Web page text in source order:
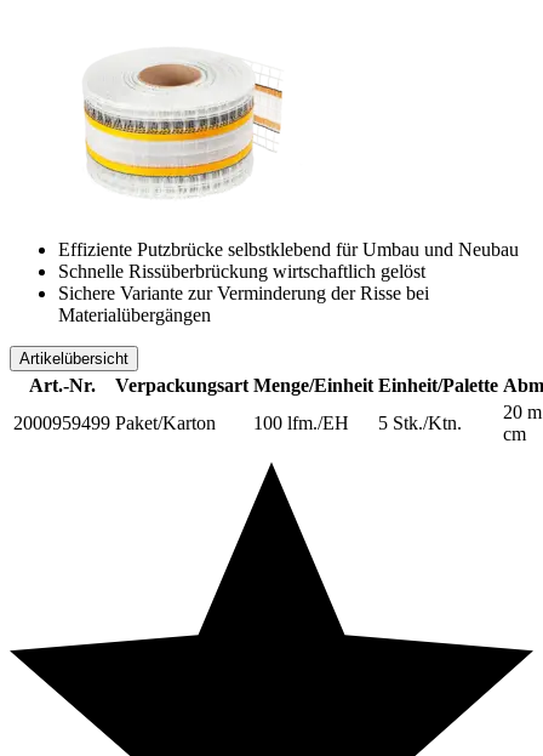
Effiziente Putzbrücke selbstklebend für Umbau und Neubau
Schnelle Rissüberbrückung wirtschaftlich gelöst
Sichere Variante zur Verminderung der Risse bei
Materialübergängen
Artikelübersicht
Art.-Nr. Verpackungsart Menge/Einheit Einheit/Palette
2000959499 Paket/Karton 100 lfm./EH 5 Stk./Ktn.
20
cm